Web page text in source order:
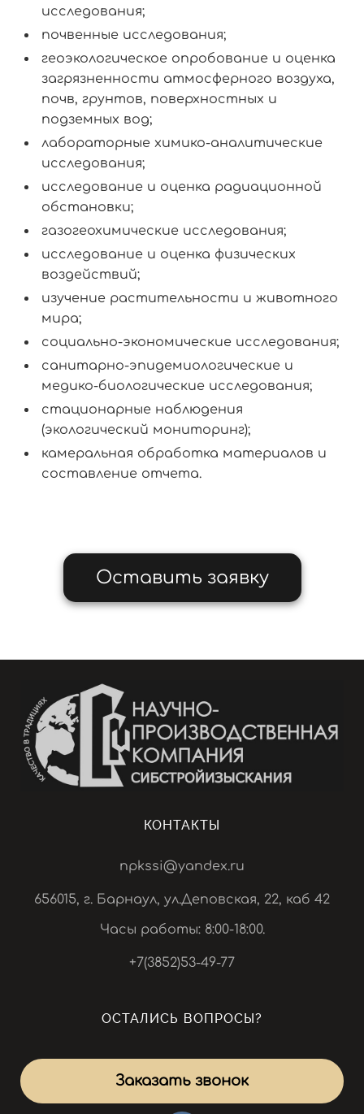
исследования;
почвенные исследования;
геоэкологическое опробование и оценка
загрязненности атмосферного воздуха,
почв, грунтов, поверхностных и
подземных вод;
лабораторные химико-аналитические
исследования;
исследование и оценка радиационной
обстановки;
газогеохимические исследования;
исследование и оценка физических
воздействий;
изучение растительности и животного
мира;
социально-экономические исследования;
санитарно-эпидемиологические и
медико-биологические исследования;
стационарные наблюдения
(экологический мониторинг);
камеральная обработка материалов и
составление отчета.
Оставить заявку
КОНТАКТЫ
npkssi@yandex.ru
656015, г. Барнаул, ул.Деповская, 22, каб 42
Часы работы: 8:00-18:00.
+7(3852)53-49-77
ОСТАЛИСЬ ВОПРОСЫ?
Заказать звонок